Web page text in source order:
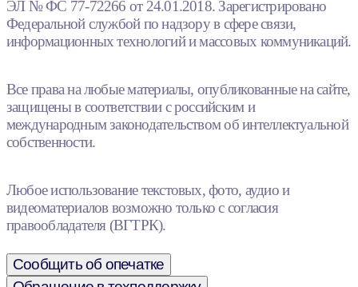
ЭЛ № ФС 77-72266 от 24.01.2018. Зарегистрировано
Федеральной службой по надзору в сфере связи,
информационных технологий и массовых коммуникаций.
Все права на любые материалы, опубликованные на сайте,
защищены в соответствии с российским и
международным законодательством об интеллектуальной
собственности.
Любое использование текстовых, фото, аудио и
видеоматериалов возможно только с согласия
правообладателя (ВГТРК).
Сообщить об опечатке